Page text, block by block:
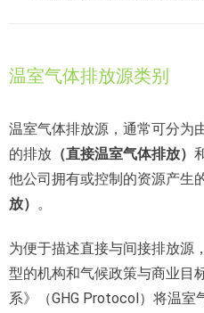
温室气体排放源类别
温室气体排放源，通常可分为
的排放 （直接温室气体排放）
他公司拥有或控制的资源产生
放） 。
为便于描述直接与间接排放源
型的机构和气候政策与商业目
系》（GHG Protocol）将温室